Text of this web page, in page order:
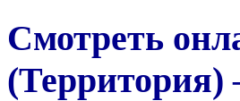
Смотреть